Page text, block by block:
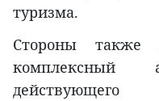
туризма.
Стороны также